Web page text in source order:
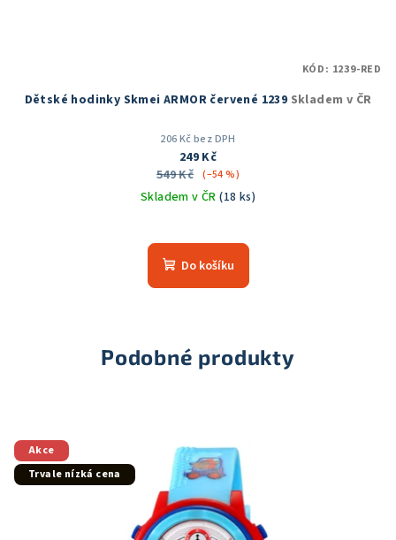
Dětské hodinky Skmei ARMOR červené 1239 Skladem v ČR
206 Kč bez DPH
249 Kč
549 Kč (–54 %)
Skladem v ČR(18 ks)
hodnocení
produktu
hvězdiček.
Do košíku
KÓD: 1239-RED
Podobné produkty
Akce
Trvale nízká cena